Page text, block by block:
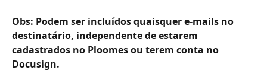
Obs: Podem ser incluídos quaisquer e-mails no
destinatário, independente de estarem
cadastrados no Ploomes ou terem conta no
Docusign.